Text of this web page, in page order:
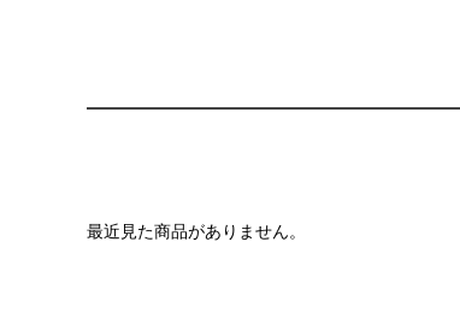
最近見た商品がありません。